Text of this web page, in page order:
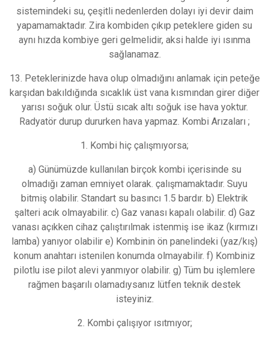
sistemindeki su, çeşitli nedenlerden dolayı iyi devir daim
yapamamaktadır. Zira kombiden çıkıp peteklere giden su
aynı hızda kombiye geri gelmelidir, aksi halde iyi ısınma
sağlanamaz.
13. Peteklerinizde hava olup olmadığını anlamak için peteğe
karşıdan bakıldığında sıcaklık üst vana kısmından girer diğer
yarısı soğuk olur. Üstü sıcak altı soğuk ise hava yoktur.
Radyatör durup dururken hava yapmaz. Kombi Arızaları ;
1. Kombi hiç çalışmıyorsa;
a) Günümüzde kullanılan birçok kombi içerisinde su
olmadığı zaman emniyet olarak. çalışmamaktadır. Suyu
bitmiş olabilir. Standart su basıncı 1.5 bardır. b) Elektrik
şalteri acık olmayabilir. c) Gaz vanası kapalı olabilir. d) Gaz
vanası açıkken cihaz çalıştırılmak istenmiş ise ikaz (kırmızı
lamba) yanıyor olabilir e) Kombinin ön panelindeki (yaz/kış)
konum anahtarı istenilen konumda olmayabilir. f) Kombiniz
pilotlu ise pilot alevi yanmıyor olabilir. g) Tüm bu işlemlere
rağmen başarılı olamadıysanız lütfen teknik destek
isteyiniz.
2. Kombi çalışıyor ısıtmıyor;